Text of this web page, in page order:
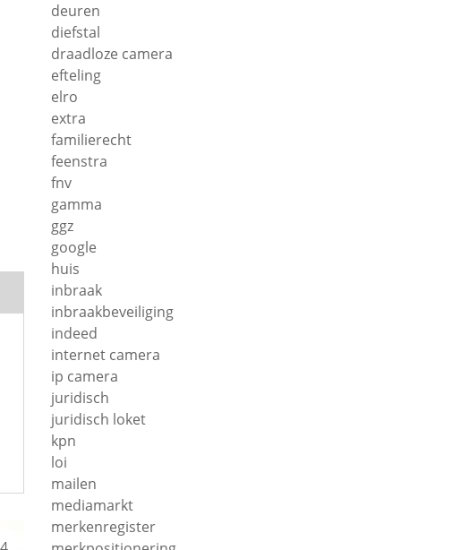
deuren
diefstal
draadloze camera
efteling
elro
extra
familierecht
feenstra
fnv
gamma
ggz
google
huis
inbraak
inbraakbeveiliging
indeed
internet camera
ip camera
juridisch
juridisch loket
kpn
loi
mailen
mediamarkt
merkenregister